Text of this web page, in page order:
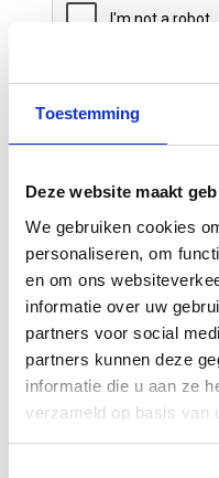
Toestemming
Deze website maakt
We gebruiken cookies
personaliseren, om
en om ons
informatie over uw
partners voor social
partners kunnen deze
informatie die u aan ze
verzameld op basis van